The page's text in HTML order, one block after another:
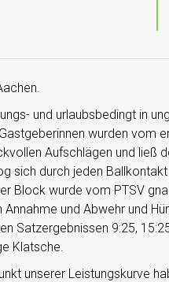
und urlaubsbedingt in
wurden vom
Aufschlägen und ließ
sich durch jeden
Block wurde vom PTSV
und Abwehr und
Satzergebnissen 9:25,
Klatsche.
unserer Leistungskurve